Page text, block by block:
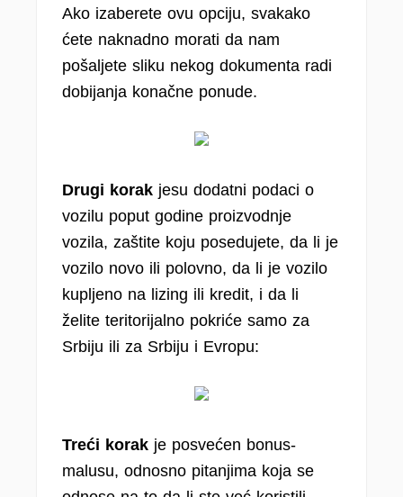
Ako izaberete ovu opciju, svakako
ćete naknadno morati da nam
pošaljete sliku nekog dokumenta radi
dobijanja konačne ponude.
Drugi korak jesu dodatni podaci o
vozilu poput godine proizvodnje
vozila, zaštite koju posedujete, da li je
vozilo novo ili polovno, da li je vozilo
kupljeno na lizing ili kredit, i da li
želite teritorijalno pokriće samo za
Srbiju ili za Srbiju i Evropu:
Treći korak je posvećen bonus-
malusu, odnosno pitanjima koja se